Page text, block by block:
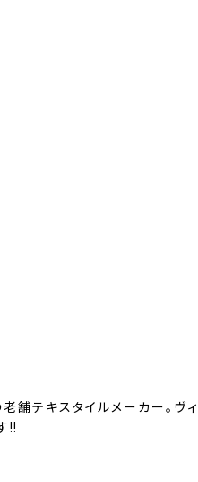
舗テキスタイルメーカー。ヴ
‼︎